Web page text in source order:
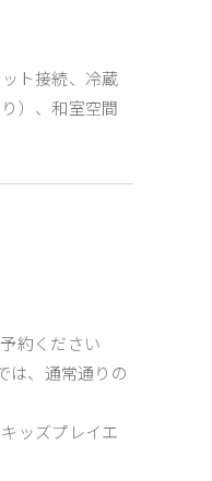
ト接続、冷蔵
）、和室空間
約ください
は、通常通りの
ッズプレイエ